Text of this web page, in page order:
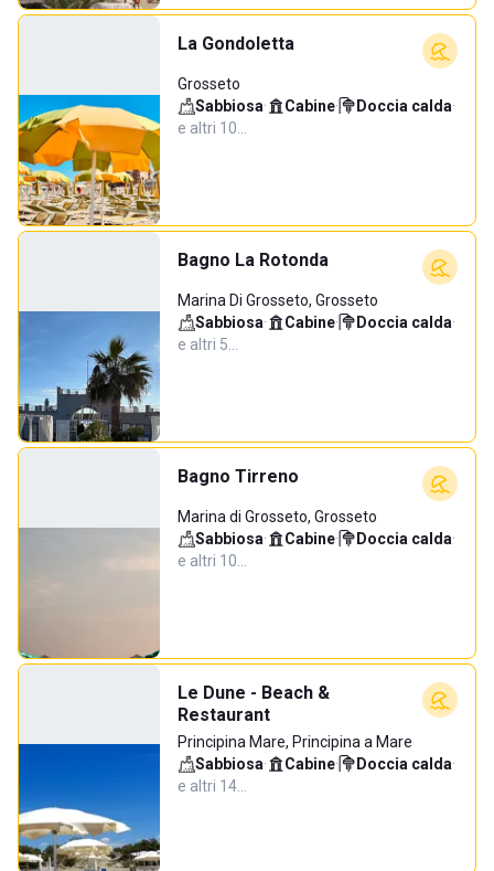
La Gondoletta
Grosseto
Sabbiosa· Cabine· Doccia calda·
e altri 10…
Bagno La Rotonda
Marina Di Grosseto, Grosseto
Sabbiosa· Cabine· Doccia calda·
e altri 5…
Bagno Tirreno
Marina di Grosseto, Grosseto
Sabbiosa· Cabine· Doccia calda·
e altri 10…
Le Dune - Beach &
Restaurant
Principina Mare, Principina a Mare
Sabbiosa· Cabine· Doccia calda·
e altri 14…